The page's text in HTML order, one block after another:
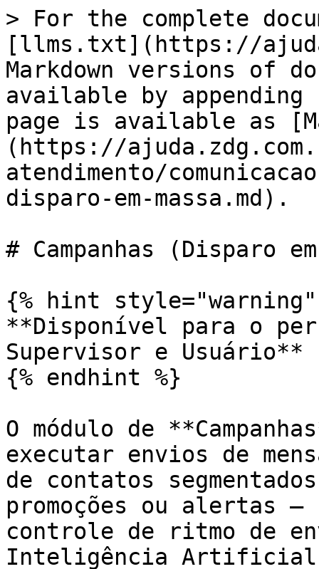
> For the complete
[llms.txt](https://
Markdown versions of
available by
page is available as
(https://
atendimento/
disparo-em-massa.md).
# Campanhas (Disparo
{% hint style="warning"
**Disponível para o
Supervisor e Usuário**
{% endhint %}
O módulo de
executar envios de
de contatos
promoções ou alertas —
controle de ritmo de
Inteligência